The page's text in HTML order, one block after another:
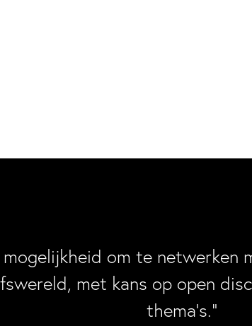
mogelijkheid om te netwerken
met kans op open
thema’s.”